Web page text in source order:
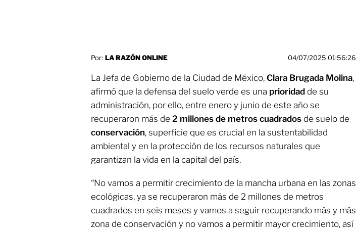
Por: LA RAZÓN ONLINE 04/07/2025 01:56:26
La Jefa de Gobierno de la Ciudad de México, Clara Brugada Molina,
afirmó que la defensa del suelo verde es una prioridad de su
administración, por ello, entre enero y junio de este año se
recuperaron más de 2 millones de metros cuadrados de suelo de
conservación, superficie que es crucial en la sustentabilidad
ambiental y en la protección de los recursos naturales que
garantizan la vida en la capital del país.
“No vamos a permitir crecimiento de la mancha urbana en las zonas
ecológicas, ya se recuperaron más de 2 millones de metros
cuadrados en seis meses y vamos a seguir recuperando más y más
zona de conservación y no vamos a permitir mayor crecimiento, así